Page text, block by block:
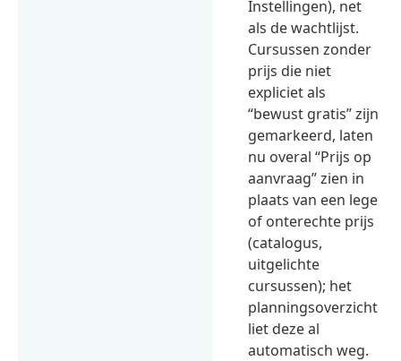
Instellingen), net
als de wachtlijst.
Cursussen zonder
prijs die niet
expliciet als
“bewust gratis” zijn
gemarkeerd, laten
nu overal “Prijs op
aanvraag” zien in
plaats van een lege
of onterechte prijs
(catalogus,
uitgelichte
cursussen); het
planningsoverzicht
liet deze al
automatisch weg.